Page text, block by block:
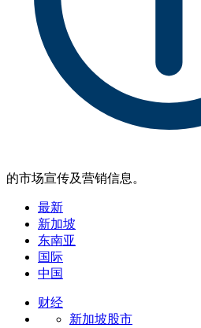
的市场宣传及营销信息。
最新
新加坡
东南亚
国际
中国
财经
新加坡股市